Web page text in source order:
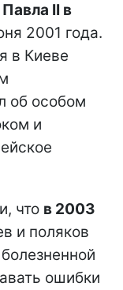
II в
2001 года.
в Киеве
об особом
и
что в 2003
и поляков
ошибки